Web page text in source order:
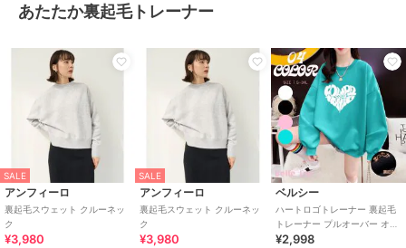
あたたか裏起毛トレーナー
SALE
アンフィーロ
裏起毛スウェット クルーネッ
ク
¥3,980
SALE
アンフィーロ
裏起毛スウェット クルーネッ
ク
¥3,980
ベルシー
ハートロゴトレーナー 裏起毛
トレーナー プルオーバー オー
バーサイズ 大きいサイズ レデ
¥2,998